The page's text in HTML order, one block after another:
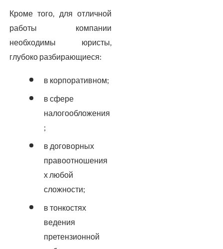
Кроме того, для отличной
работы компании
необходимы юристы,
глубоко разбирающиеся:
в корпоративном;
в сфере
налогообложения
;
в договорных
правоотношения
х любой
сложности;
в тонкостях
ведения
претензионной